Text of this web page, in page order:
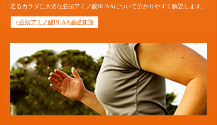
走るカラダに大切な必須アミノ酸BCAAについて分かりやすく解説します。
必須アミノ酸BCAA基礎知識